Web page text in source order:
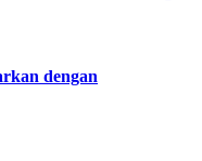
dengan